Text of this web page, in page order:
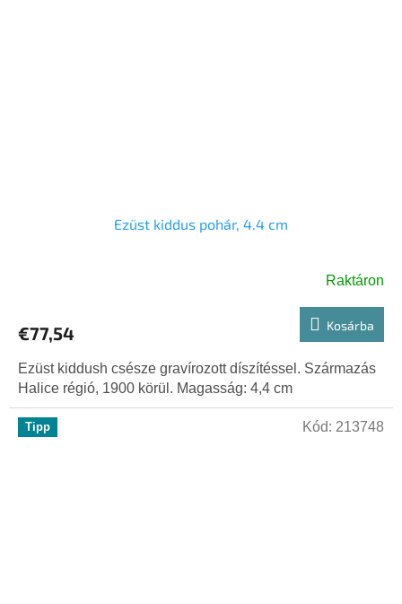
Ezüst kiddus pohár, 4.4 cm
Raktáron
€77,54 Kosárba
Ezüst kiddush csésze gravírozott díszítéssel. Származás
Halice régió, 1900 körül. Magasság: 4,4 cm
Tipp Kód: 213748